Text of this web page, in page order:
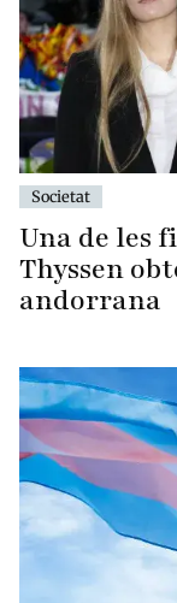
Societat
Una de les
Thyssen
andorrana